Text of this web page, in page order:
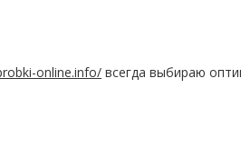
online.info/ всегда выбираю